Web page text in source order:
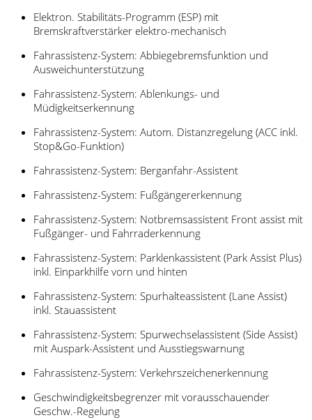
Elektron. Stabilitäts-Programm (ESP) mit
Bremskraftverstärker elektro-mechanisch
Fahrassistenz-System: Abbiegebremsfunktion und
Ausweichunterstützung
Fahrassistenz-System: Ablenkungs- und
Müdigkeitserkennung
Fahrassistenz-System: Autom. Distanzregelung (ACC inkl.
Stop&Go-Funktion)
Fahrassistenz-System: Berganfahr-Assistent
Fahrassistenz-System: Fußgängererkennung
Fahrassistenz-System: Notbremsassistent Front assist mit
Fußgänger- und Fahrraderkennung
Fahrassistenz-System: Parklenkassistent (Park Assist Plus)
inkl. Einparkhilfe vorn und hinten
Fahrassistenz-System: Spurhalteassistent (Lane Assist)
inkl. Stauassistent
Fahrassistenz-System: Spurwechselassistent (Side Assist)
mit Auspark-Assistent und Ausstiegswarnung
Fahrassistenz-System: Verkehrszeichenerkennung
Geschwindigkeitsbegrenzer mit vorausschauender
Geschw.-Regelung